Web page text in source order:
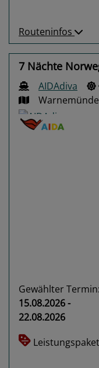
Routeninfos
7 Nächte
AIDAdiva
Gewählter Termin:
15.08.2026 -
22.08.2026